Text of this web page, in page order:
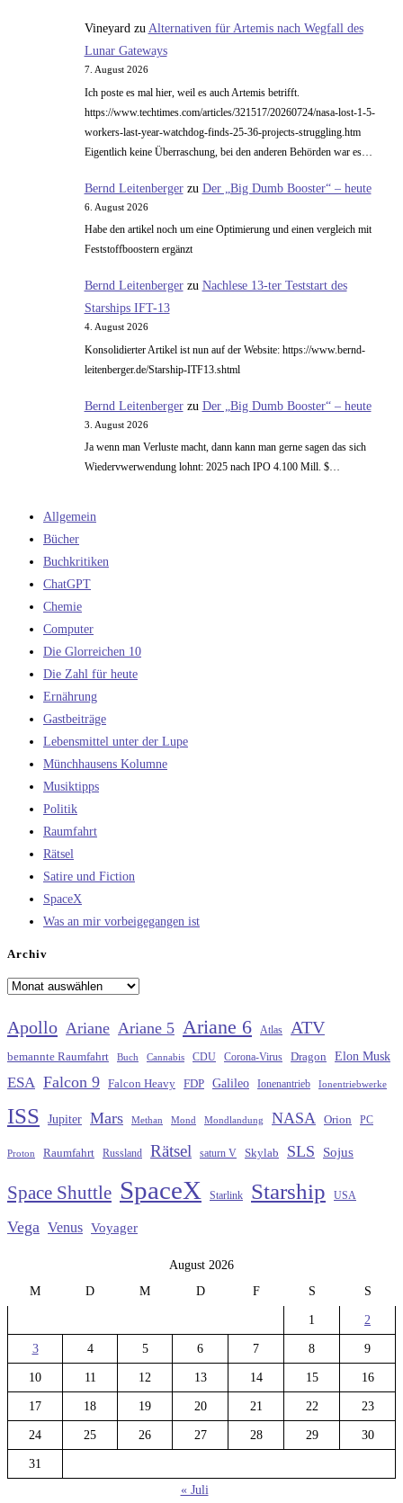
Vineyardzu Alternativen für Artemis nach Wegfall des
Lunar Gateways
7. August 2026
Ich poste es mal hier, weil es auch Artemis betrifft.
https://www.techtimes.com/articles/321517/20260724/nasa-lost-1-5-
workers-last-year-watchdog-finds-25-36-projects-struggling.htm
Eigentlich keine Überraschung, bei den anderen Behörden war es…
Bernd Leitenbergerzu Der „Big Dumb Booster“ – heute
6. August 2026
Habe den artikel noch um eine Optimierung und einen vergleich mit
Feststoffboostern ergänzt
Bernd Leitenbergerzu Nachlese 13-ter Teststart des
Starships IFT-13
4. August 2026
Konsolidierter Artikel ist nun auf der Website: https://www.bernd-
leitenberger.de/Starship-ITF13.shtml
Bernd Leitenbergerzu Der „Big Dumb Booster“ – heute
3. August 2026
Ja wenn man Verluste macht, dann kann man gerne sagen das sich
Wiedervwerwendung lohnt: 2025 nach IPO 4.100 Mill. $…
Allgemein
Bücher
Buchkritiken
ChatGPT
Chemie
Computer
Die Glorreichen 10
Die Zahl für heute
Ernährung
Gastbeiträge
Lebensmittel unter der Lupe
Münchhausens Kolumne
Musiktipps
Politik
Raumfahrt
Rätsel
Satire und Fiction
SpaceX
Was an mir vorbeigegangen ist
Archiv
Archiv
Apollo Ariane Ariane 5 Ariane 6 Atlas ATV
bemannte Raumfahrt Buch Cannabis CDU Corona-Virus Dragon Elon Musk
ESA Falcon 9 Falcon Heavy FDP Galileo Ionenantrieb Ionentriebwerke
ISS Jupiter Mars Methan Mond Mondlandung NASA Orion PC
Proton Raumfahrt Russland Rätsel saturn V Skylab SLS Sojus
Space Shuttle SpaceX Starlink Starship USA
Vega Venus Voyager
August 2026
M
D M D F S S
1 2
3 4 5 6 7 8 9
10 11 12 13 14 15 16
17 18 19 20 21 22 23
24 25 26 27 28 29 30
31
« Juli